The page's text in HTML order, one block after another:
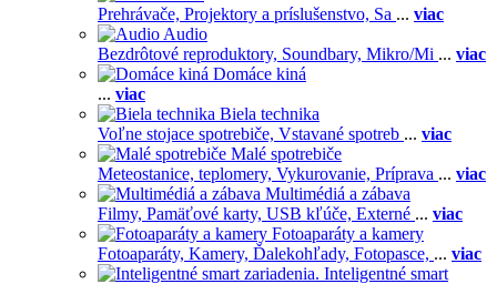
Prehrávače, Projektory a príslušenstvo, Sa ... viac
Audio
Bezdrôtové reproduktory, Soundbary, Mikro/Mi ... viac
Domáce kiná
... viac
Biela technika
Voľne stojace spotrebiče, Vstavané spotreb ... viac
Malé spotrebiče
Meteostanice, teplomery, Vykurovanie, Príprava ... viac
Multimédiá a zábava
Filmy, Pamäťové karty, USB kľúče, Externé ... viac
Fotoaparáty a kamery
Fotoaparáty, Kamery, Ďalekohľady, Fotopasce, ... viac
Inteligentné smart